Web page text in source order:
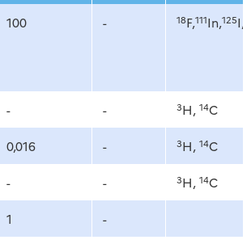
100 - 18F,111In,125I,
- - 3H, 14C
0,016 - 3H, 14C
- - 3H, 14C
1 -